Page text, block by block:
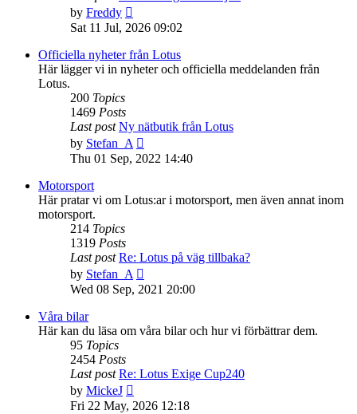
by Freddy
the
post
Sat 11 Jul, 2026 09:02
Officiella nyheter från Lotus
Här lägger vi in nyheter och officiella meddelanden från
Lotus.
200 Topics
1469 Posts
Last post Ny nätbutik från Lotus
by Stefan_A
the
Thu 01 Sep, 2022 14:40
Motorsport
Här pratar vi om Lotus:ar i motorsport, men även annat inom
motorsport.
214 Topics
1319 Posts
Last post Re: Lotus på väg tillbaka?
by Stefan_A
the
Wed 08 Sep, 2021 20:00
Våra bilar
Här kan du läsa om våra bilar och hur vi förbättrar dem.
95 Topics
2454 Posts
Last post Re: Lotus Exige Cup240
by MickeJ
the
Fri 22 May, 2026 12:18